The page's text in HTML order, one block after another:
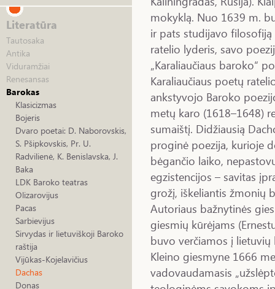
Literatūra
Tautosaka
Antika
Viduramžiai
Renesansas
Barokas
Klasicizmas
Bojeris
Dvaro poetai: D. Naborovskis,
S. Pšipkovskis, Pr. U.
Radvilienė, K. Benislavska, J.
Baka
LDK Baroko teatras
Olizarovijus
Pacas
Sarbievijus
Sirvydas ir lietuviškoji Baroko
raštija
Vijūkas-Kojelavičius
Dachas
Donas
mokyklą. Nuo 1639 m.
ir pats studijavo
ratelio lyderis, savo
„Karaliaučiaus baroko“
Karaliaučiaus poetų
ankstyvojo Baroko
metų karo (1618–1648)
sumaištį. Didžiausią
proginė poezija, kurioje
bėgančio laiko,
egzistencijos – savitas
grožį, iškeliantis žmonių
Autoriaus bažnytinės
giesmių kūrėjams
buvo verčiamos į
Kleino giesmyne 1666
vadovaudamasis